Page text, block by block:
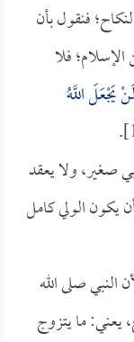
فنقول بأن
الإسلام؛ فلا
يَجْعَلَ اللَّهُ
صغير، ولا يعقد
يكون الولي كامل
النبي صلى الله
يعني: ما يتزوج